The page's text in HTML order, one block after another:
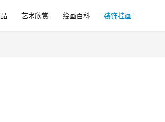
艺术欣赏 绘画百科 装饰挂画